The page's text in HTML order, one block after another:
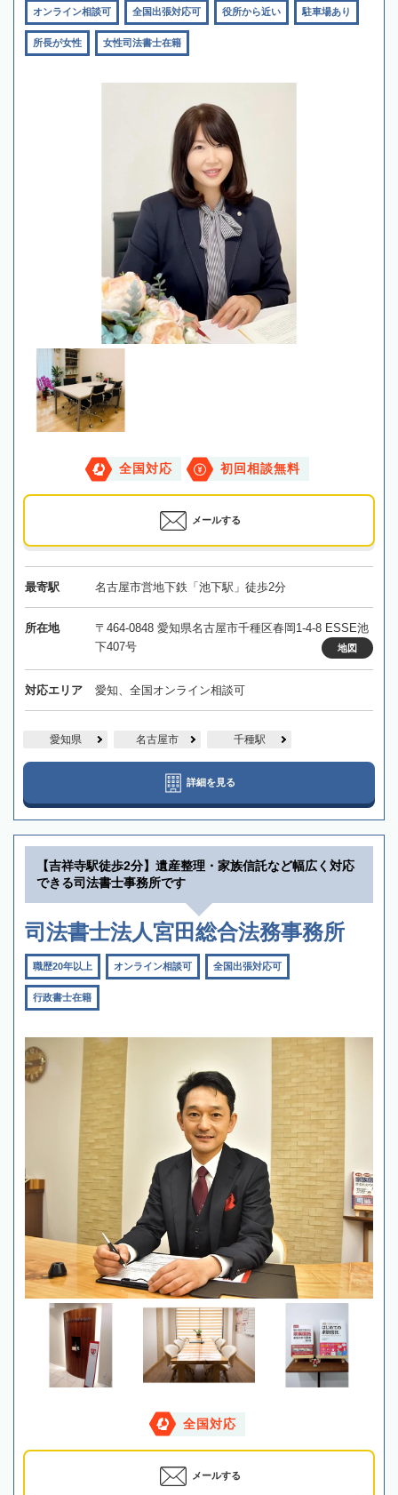
オンライン相談可 全国出張対応可 役所から近い 駐車場あり
所長が女性 女性司法書士在籍
全国対応 初回相談無料
メールする
最寄駅 名古屋市営地下鉄「池下駅」徒歩2分
所在地
〒464-0848 愛知県名古屋市千種区春岡1-4-8 ESSE池
下407号
地図
対応エリア 愛知、全国オンライン相談可
愛知県 名古屋市 千種駅
詳細を見る
【吉祥寺駅徒歩2分】遺産整理・家族信託など幅広く対応
できる司法書士事務所です
司法書士法人宮田総合法務事務所
職歴20年以上 オンライン相談可 全国出張対応可
行政書士在籍
全国対応
メールする